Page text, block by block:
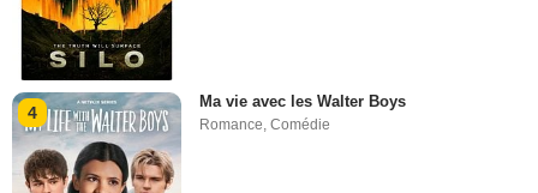
4
Ma vie avec les Walter Boys
Romance,Comédie